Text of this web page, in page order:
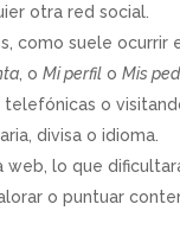
otra red social.
como suele ocurrir
, oMi perfil oMis
o
divisa o idioma.
lo que
o puntuar